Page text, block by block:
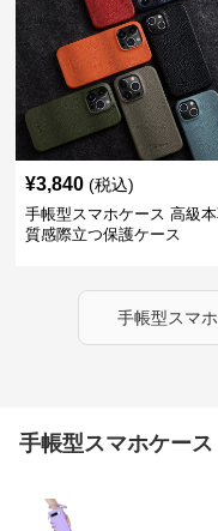
¥3,840 (税込)
手帳型スマホケース 高級
質感際立つ保護ケース
手帳型スマ
手帳型スマホケー